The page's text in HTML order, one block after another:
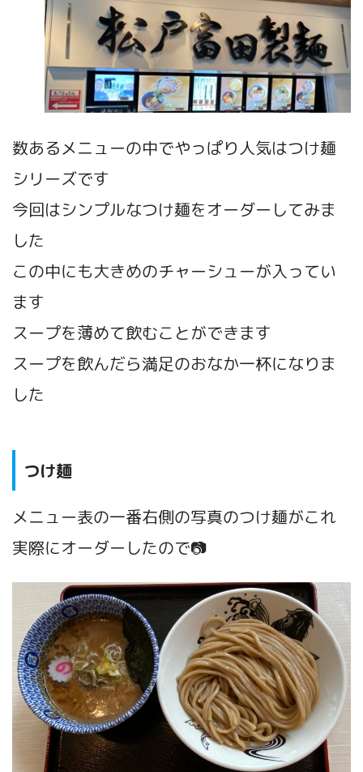
数あるメニューの中でやっぱり人気はつけ麺
シリーズです
今回はシンプルなつけ麺をオーダーしてみま
した
この中にも大きめのチャーシューが入ってい
ます
スープを薄めて飲むことができます
スープを飲んだら満足のおなか一杯になりま
した
つけ麺
メニュー表の一番右側の写真のつけ麺がこれ
実際にオーダーしたので📷